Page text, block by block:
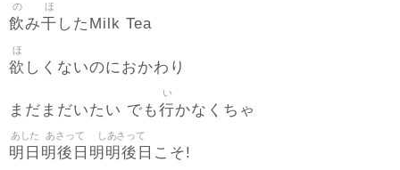
飲
の
み干
ほ
したMilk Tea
欲
ほ
しくないのにおかわり
まだまだいたい でも行
い
かなくちゃ
明日
あした
明後日
あさって
明明後日
しあさって
こそ!